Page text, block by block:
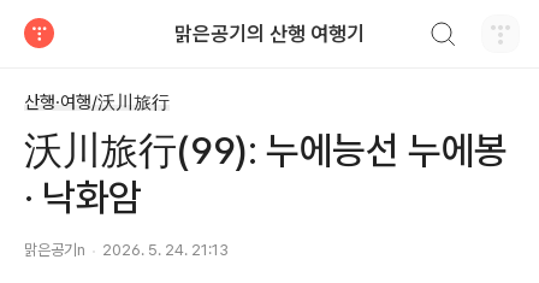
맑은공기의 산행 여행기
산행·여행/沃川旅行
沃川旅行(99): 누에능선 누에봉
· 낙화암
맑은공기n 2026. 5. 24. 21:13